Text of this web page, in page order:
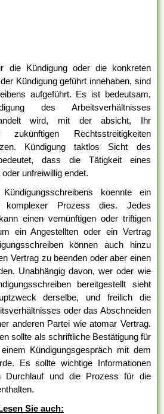
die Kündigung oder die konkreten
Kündigung geführt innehaben, sind
aufgeführt. Es ist bedeutsam,
des Arbeitsverhältnisses
wird, mit der absicht, Ihr
zukünftigen Rechtsstreitigkeiten
Kündigung taktlos Sicht des
dass die Tätigkeit eines
unfreiwillig endet.
koennte ein
komplexer Prozess dies. Jedes
einen vernünftigen oder triftigen
ein Angestellten oder ein Vertrag
können auch hinzu
Vertrag zu beenden oder aber einen
Unabhängig davon, wer oder wie
bereitgestellt sieht
derselbe, und freilich die
oder das Abschneiden
anderen Partei wie atomar Vertrag.
sollte als schriftliche Bestätigung für
Kündigungsgespräch mit dem
Es sollte wichtige Informationen
Durchlauf und die Prozess für die
Sie auch: